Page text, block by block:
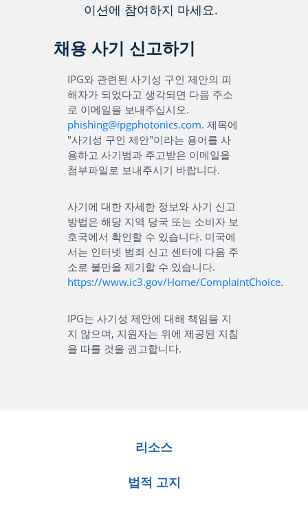
이션에 참여하지 마세요.
채용 사기 신고하기
IPG와 관련된 사기성 구인 제안의 피
해자가 되었다고 생각되면 다음 주소
로 이메일을 보내주십시오.
phishing@ipgphotonics.com. 제목에
"사기성 구인 제안"이라는 용어를 사
용하고 사기범과 주고받은 이메일을
첨부파일로 보내주시기 바랍니다.
사기에 대한 자세한 정보와 사기 신고
방법은 해당 지역 당국 또는 소비자 보
호국에서 확인할 수 있습니다. 미국에
서는 인터넷 범죄 신고 센터에 다음 주
소로 불만을 제기할 수 있습니다.
https://www.ic3.gov/Home/ComplaintChoice.
IPG는 사기성 제안에 대해 책임을 지
지 않으며, 지원자는 위에 제공된 지침
을 따를 것을 권고합니다.
리소스
법적 고지